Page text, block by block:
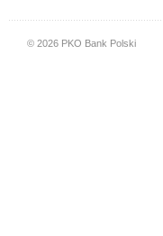
© 2026 PKO Bank Polski